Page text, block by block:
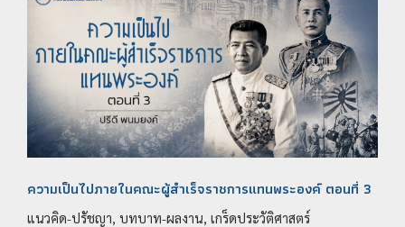
ความเป็นไปภายในคณะผู้สำเร็จราชการแทนพระองค์ ตอนที่ 3
แนวคิด-ปรัชญา, บทบาท-ผลงาน, เกร็ดประวัติศาสตร์